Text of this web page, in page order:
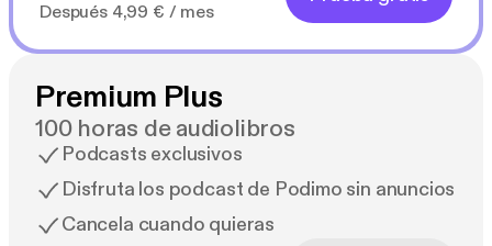
Después 4,99 € / mes
Premium Plus
100 horas de audiolibros
Podcasts exclusivos
Disfruta los podcast de Podimo sin anuncios
Cancela cuando quieras